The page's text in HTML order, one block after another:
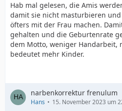
Hab mal gelesen, die Amis
damit sie nicht masturbieren
öfters mit der Frau machen.
gehalten und die Geburtenrate
dem Motto, weniger Handarbeit,
bedeutet mehr Kinder.
narbenkorrektur frenulum
Hans 15. November 2023 um